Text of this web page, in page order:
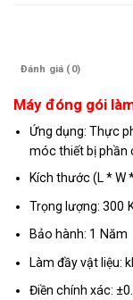
Đánh giá (0)
Máy đóng gói
Ứng dụng: Thực
móc thiết bị phần
Kích thước (L * W
Trọng lượng:300
Bảo hành: 1 Năm
Làm đầy vật liệu: k
Điền chính xác: